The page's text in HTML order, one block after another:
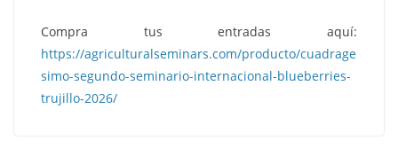
Compra tus entradas aquí:
https://agriculturalseminars.com/producto/cuadrage
simo-segundo-seminario-internacional-blueberries-
trujillo-2026/